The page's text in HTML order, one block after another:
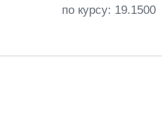
по курсу: 19.1500